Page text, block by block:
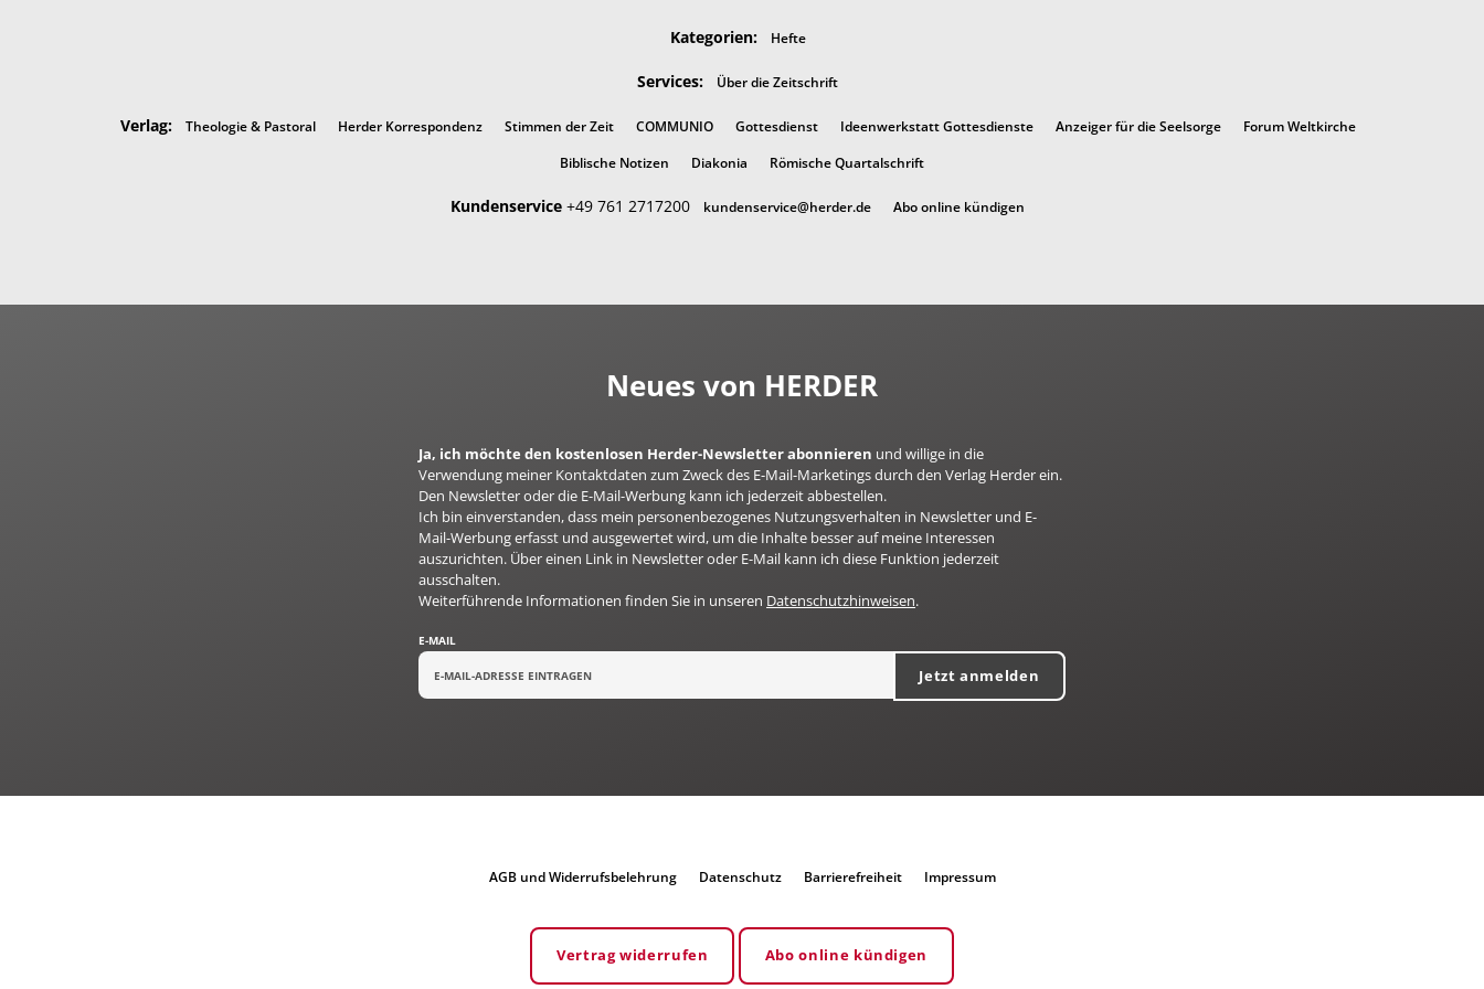
Kategorien: Hefte
Services: Über die Zeitschrift
Verlag: Theologie & Pastoral Herder Korrespondenz Stimmen der Zeit COMMUNIO Gottesdienst Ideenwerkstatt Gottesdienste Anzeiger für die Seelsorge Forum Weltkirche
Biblische Notizen Diakonia Römische Quartalschrift
Kundenservice +49 761 2717200 kundenservice@herder.de Abo online kündigen
Neues von HERDER
Ja, ich möchte den kostenlosen Herder-Newsletter abonnieren und willige in die
Verwendung meiner Kontaktdaten zum Zweck des E-Mail-Marketings durch den Verlag Herder ein.
Den Newsletter oder die E-Mail-Werbung kann ich jederzeit abbestellen.
Ich bin einverstanden, dass mein personenbezogenes Nutzungsverhalten in Newsletter und E-
Mail-Werbung erfasst und ausgewertet wird, um die Inhalte besser auf meine Interessen
auszurichten. Über einen Link in Newsletter oder E-Mail kann ich diese Funktion jederzeit
ausschalten.
Weiterführende Informationen finden Sie in unseren Datenschutzhinweisen.
E-MAIL
Jetzt anmelden
AGB und Widerrufsbelehrung Datenschutz Barrierefreiheit Impressum
Vertrag widerrufen Abo online kündigen